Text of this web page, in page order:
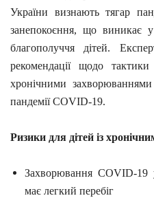
України визнають тягар
занепокоєння, що виникає у
благополуччя дітей.
рекомендації щодо
хронічними
пандемії COVID-19.
Ризики для дітей із
Захворювання COVID-19
має легкий перебіг